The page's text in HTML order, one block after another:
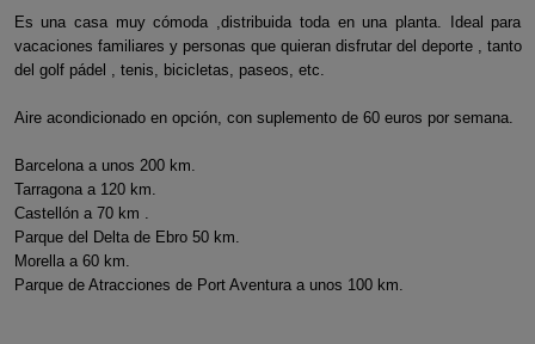
Es una casa muy cómoda ,distribuida toda en una planta. Ideal para
vacaciones familiares y personas que quieran disfrutar del deporte , tanto
del golf pádel , tenis, bicicletas, paseos, etc.
Aire acondicionado en opción, con suplemento de 60 euros por semana.
Barcelona a unos 200 km.
Tarragona a 120 km.
Castellón a 70 km .
Parque del Delta de Ebro 50 km.
Morella a 60 km.
Parque de Atracciones de Port Aventura a unos 100 km.